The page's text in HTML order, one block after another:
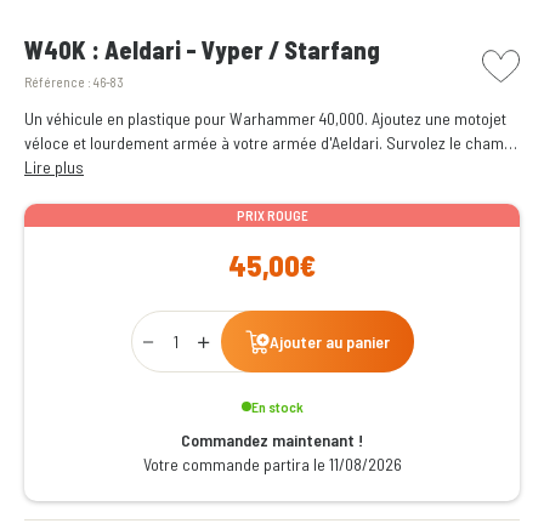
W40K : Aeldari - Vyper / Starfang
Référence : 46-83
picto
Un véhicule en plastique pour Warhammer 40,000. Ajoutez une motojet
véloce et lourdement armée à votre armée d'Aeldari. Survolez le champ
de bataille et éliminez vos adversaires avec un arsenal d'armes létales.
Lire plus
PRIX ROUGE
45,00€
Qty
Ajouter au panier
En stock
Commandez maintenant !
Votre commande partira le 11/08/2026